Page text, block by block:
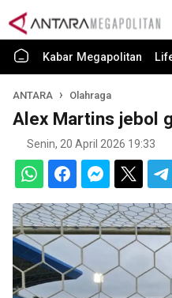
Kabar Megapolitan
ANTARA Olahraga
Alex Martins jebol
Senin, 20 April 2026 19:33